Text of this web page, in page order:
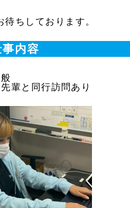
ちしております。
事内容
輩と同行訪問あり